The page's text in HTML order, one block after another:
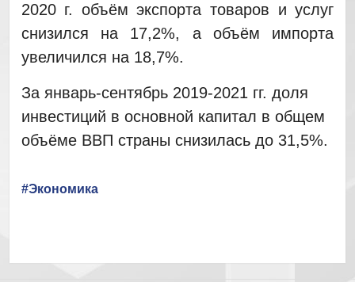
2020 г. объём экспорта товаров и услуг
снизился на 17,2%, а объём импорта
увеличился на 18,7%.
За январь-сентябрь 2019-2021 гг. доля
инвестиций в основной капитал в общем
объёме ВВП страны снизилась до 31,5%.
#Экономика